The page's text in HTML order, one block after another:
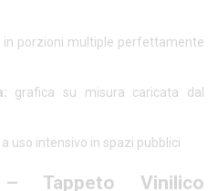
in porzioni multiple perfettamente
grafica su misura caricata dal
uso intensivo in spazi pubblici
Tappeto Vinilico